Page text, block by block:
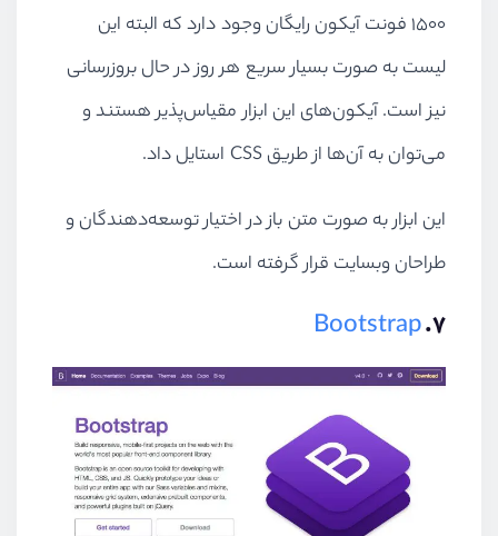
۱۵۰۰ فونت آیکون رایگان وجود دارد که البته این
لیست به صورت بسیار سریع هر روز در حال بروزرسانی
نیز است. آیکون‌های این ابزار مقیاس‌پذیر هستند و
می‌توان به آن‌ها از طریق CSS استایل داد.
این ابزار به صورت متن باز در اختیار توسعه‌دهندگان و
طراحان وبسایت قرار گرفته است.
۷. Bootstrap